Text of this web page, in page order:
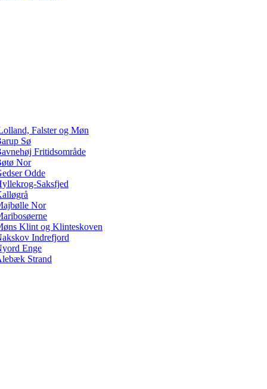
Falster og Møn
Sø
Fritidsområde
Nor
Odde
Saksfjed
Nor
Klint og Klinteskoven
Indrefjord
Enge
Strand